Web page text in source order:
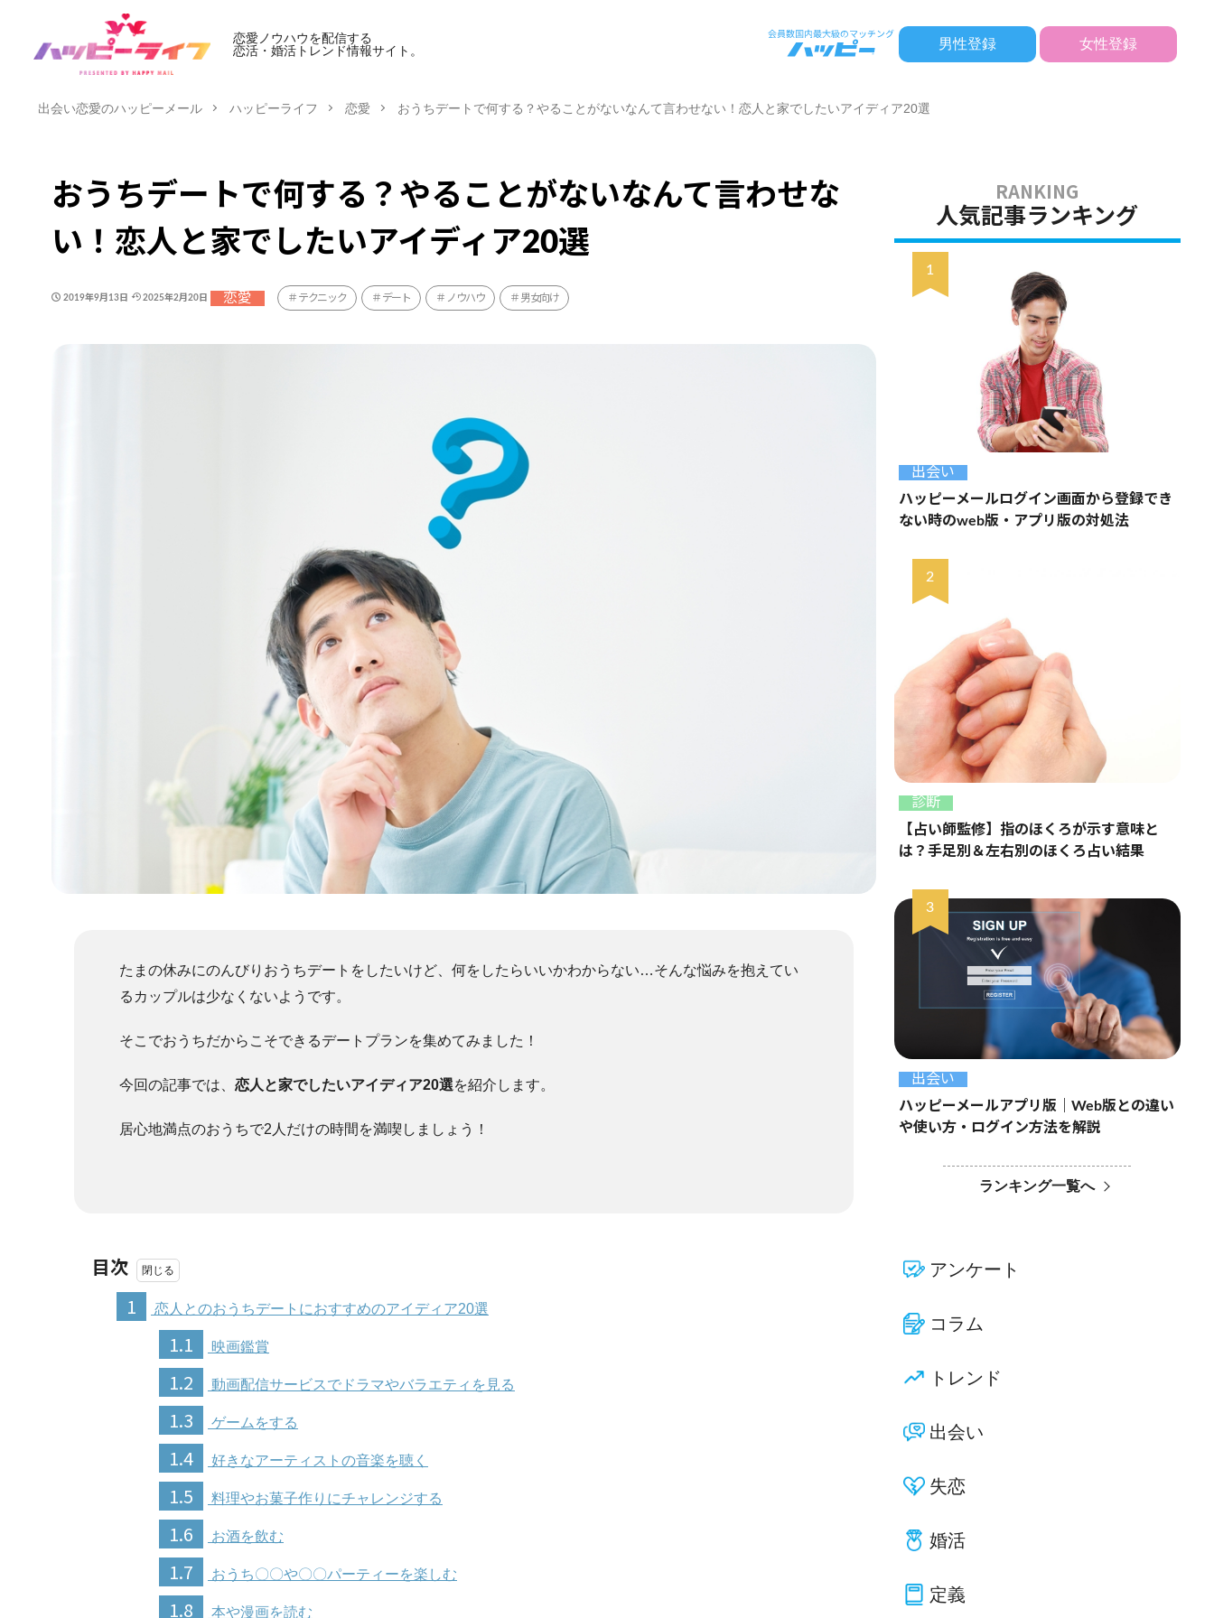
恋愛ノウハウを配信する
恋活・婚活トレンド情報サイト。
男性登録 女性登録
出会い恋愛のハッピーメール ハッピーライフ 恋愛 おうちデートで何する？やることがないなんて言わせない！恋人と家でしたいアイディア20選
おうちデートで何する？やることがないなんて言わせな
い！恋人と家でしたいアイディア20選
2019年9月13日 2025年2月20日 恋愛 テクニック デート ノウハウ 男女向け
たまの休みにのんびりおうちデートをしたいけど、何をしたらいいかわからない…そんな悩みを抱えてい
るカップルは少なくないようです。
そこでおうちだからこそできるデートプランを集めてみました！
今回の記事では、 恋人と家でしたいアイディア20選を紹介します。
居心地満点のおうちで2人だけの時間を満喫しましょう！
目次
1
恋人とのおうちデートにおすすめのアイディア20選
1.1 映画鑑賞
1.2 動画配信サービスでドラマやバラエティを見る
1.3 ゲームをする
1.4 好きなアーティストの音楽を聴く
1.5 料理やお菓子作りにチャレンジする
1.6 お酒を飲む
1.7 おうち〇〇や〇〇パーティーを楽しむ
1.8 本や漫画を読む
人気記事ランキング
出会い
ハッピーメールログイン画面から登録でき
ない時のweb版・アプリ版の対処法
診断
【占い師監修】指のほくろが示す意味と
は？手足別＆左右別のほくろ占い結果
出会い
ハッピーメールアプリ版｜Web版との違い
や使い方・ログイン方法を解説
ランキング一覧へ
アンケート
コラム
トレンド
出会い
失恋
婚活
定義